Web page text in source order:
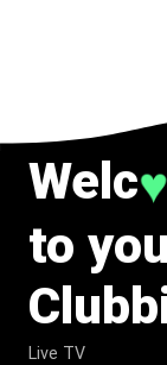
Welc♥
to
Live TV